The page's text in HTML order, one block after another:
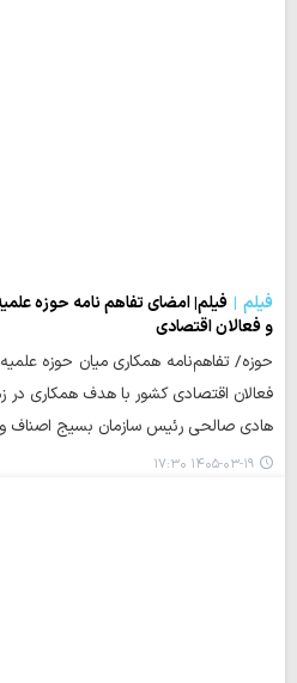
فیلم
فیلم| امضای تفاهم نامه حوزه
و فعالان اقتصادی
حوزه/ تفاهم‌نامه همکاری میان حوزه
فعالان اقتصادی کشور با هدف همکاری در
هادی صالحی رئیس سازمان بسیج اصناف
۱۴۰۵-۰۳-۱۹ ۱۷:۳۰